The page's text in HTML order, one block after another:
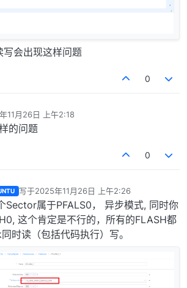
会出现这样问题
0
11月26日 上午2:18
的问题
0
写于2025年11月26日 上午2:26
最后由 编辑
Sector属于PFALS0， 异步模式, 同时你
这个肯定是不行的，所有的FLASH都
时读（包括代码执行）写。